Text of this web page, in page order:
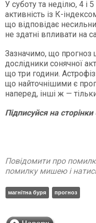
У суботу та неділю, 4 і
активність із К-
що відповідає
не здатні впливати на
Зазначимо, що прогноз
дослідники сонячної
що три години.
що найточнішими є
наперед, інші ж —
Підписуйсянасторінки
Повідомити про
помилку мишею і
магнітна буря прогноз